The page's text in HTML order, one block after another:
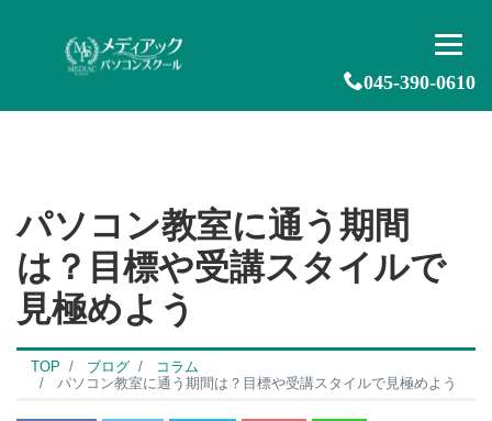
045-390-0610
パソコン教室に通う期間
は？目標や受講スタイルで
見極めよう
TOP ブログ
コラム
パソコン教室に通う期間は？目標や受講スタイルで見極めよう